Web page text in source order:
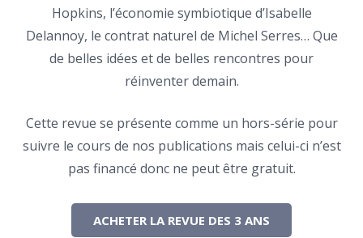
Hopkins, l’économie symbiotique d’Isabelle
Delannoy, le contrat naturel de Michel Serres… Que
de belles idées et de belles rencontres pour
réinventer demain.
Cette revue se présente comme un hors-série pour
suivre le cours de nos publications mais celui-ci n’est
pas financé donc ne peut être gratuit.
ACHETER LA REVUE DES 3 ANS